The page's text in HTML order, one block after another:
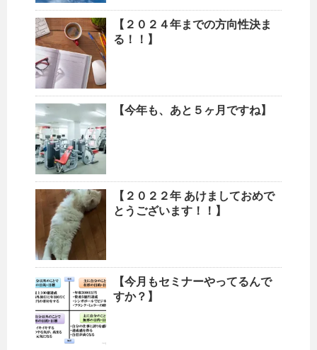
【２０２４年までの方向性決ま
る！！】
【今年も、あと５ヶ月ですね】
【２０２２年 あけましておめで
とうございます！！】
【今月もセミナーやってるんで
すか？】